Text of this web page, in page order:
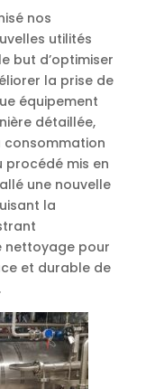
nos
utilités
but d’optimiser
la prise de
équipement
détaillée,
consommation
mis en
une nouvelle
la
nettoyage pour
et durable de